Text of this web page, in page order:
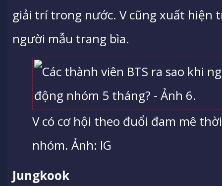
giải trí trong nước. V cũng xuất hiện
người mẫu trang bìa.
V có cơ hội theo đuổi đam mê
nhóm. Ảnh: IG
Jungkook